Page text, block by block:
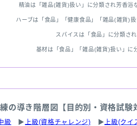
精油は「雑品(雑貨)扱い」に分類され芳香浴
ハーブは「食品」「健康食品」「雑品(雑貨)
スパイスは「食品」に分類さ
基材は「食品」「雑品(雑貨)扱い」に
の導き階層図【目的別・資格試験
級 ▶ 上級(資格チャレンジ) ▶ 上級(クイ